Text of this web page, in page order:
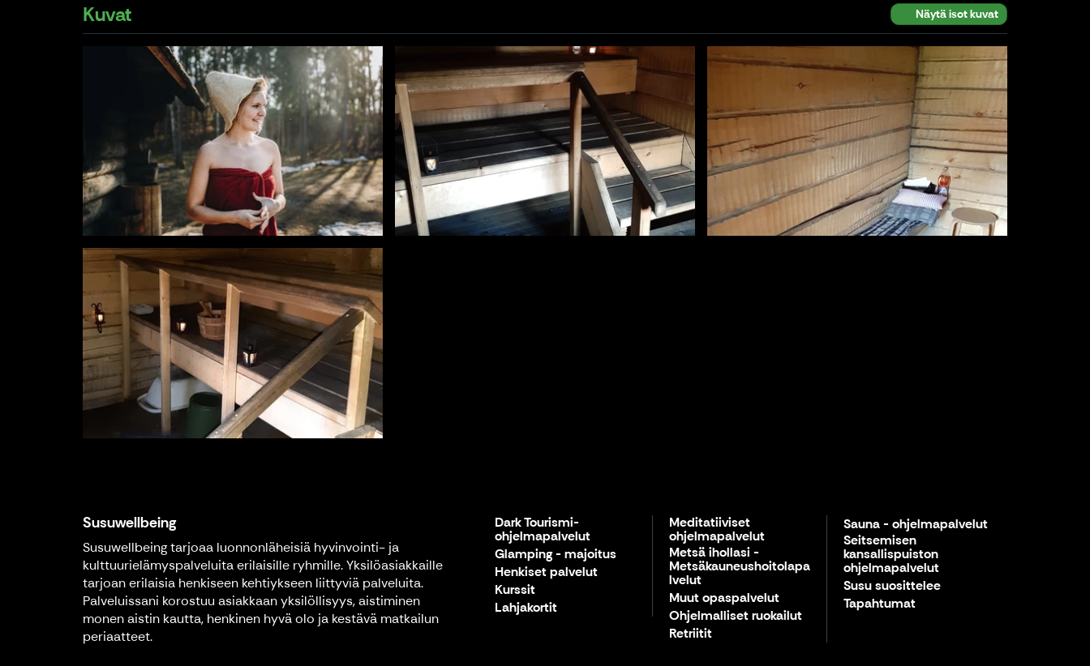
Kuvat Näytä isot kuvat
Susuwellbeing
Susuwellbeing tarjoaa luonnonläheisiä hyvinvointi- ja
kulttuurielämyspalveluita erilaisille ryhmille. Yksilöasiakkaille
tarjoan erilaisia henkiseen kehtiykseen liittyviä palveluita.
Palveluissani korostuu asiakkaan yksilöllisyys, aistiminen
monen aistin kautta, henkinen hyvä olo ja kestävä matkailun
periaatteet.
Dark Tourismi-
ohjelmapalvelut
Glamping - majoitus
Henkiset palvelut
Kurssit
Lahjakortit
Meditatiiviset
ohjelmapalvelut
Metsä ihollasi -
Metsäkauneushoitolapa
lvelut
Muut opaspalvelut
Ohjelmalliset ruokailut
Retriitit
Sauna - ohjelmapalvelut
Seitsemisen
kansallispuiston
ohjelmapalvelut
Susu suosittelee
Tapahtumat